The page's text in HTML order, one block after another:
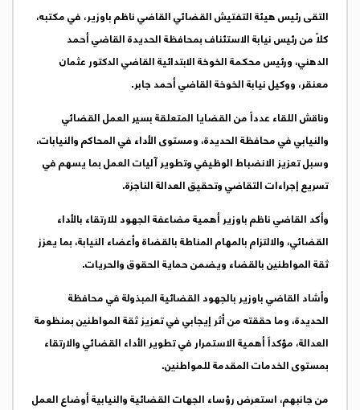
التقى رئيس هيئة التفتيش القضائي القاضي ناظم باوزير، في مكتبه،
كلاً من رئيس نيابة الاستئناف بمحافظة الحديدة القاضي أحمد
الدهني، ورئيس محكمة الخوخة الابتدائية القاضي الدكتور عثمان
معنقر، ووكيل نيابة الخوخة القاضي أحمد جابر.
وناقش اللقاء عدداً من القضايا المتعلقة بسير العمل القضائي
والنيابي في محافظة الحديدة، ومستوى الأداء في المحاكم والنيابات،
وسبل تعزيز الانضباط الوظيفي وتطوير آليات العمل بما يسهم في
تسريع إجراءات التقاضي وتحقيق العدالة الناجزة.
وأكد القاضي ناظم باوزير أهمية مضاعفة الجهود للارتقاء بالأداء
القضائي، والالتزام بالمهام المناطة بالقضاة وأعضاء النيابة، بما يعزز
ثقة المواطنين بالقضاء ويضمن حماية الحقوق والحريات.
وأشاد القاضي باوزير بالجهود القضائية المبذولة في محافظة
الحديدة، وما حققته من أثر إيجابي في تعزيز ثقة المواطنين بمنظومة
العدالة، مؤكداً أهمية الاستمرار في تطوير الأداء القضائي والارتقاء
بمستوى الخدمات المقدمة للمواطنين.
من جانبهم، استعرض رؤساء الجهات القضائية والنيابية أوضاع العمل